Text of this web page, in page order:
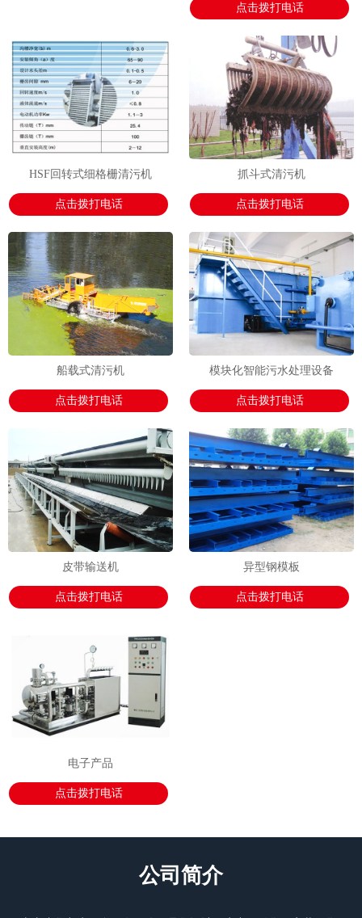
点击拨打电话
HSF回转式细格栅清污机
点击拨打电话
抓斗式清污机
点击拨打电话
船载式清污机
点击拨打电话
模块化智能污水处理设备
点击拨打电话
皮带输送机
点击拨打电话
异型钢模板
点击拨打电话
电子产品
点击拨打电话
公司简介